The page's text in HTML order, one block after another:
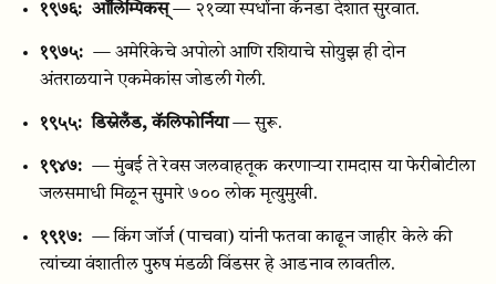
१९७६: ऑलिम्पिकस्— २१व्या स्पर्धांना कॅनडा देशात सुरवात.
१९७५: — अमेरिकेचे अपोलो आणि रशियाचे सोयुझ ही दोन
अंतराळयाने एकमेकांस जोडली गेली.
१९५५: डिस्नेलँड, कॅलिफोर्निया — सुरू.
१९४७: — मुंबई ते रेवस जलवाहतूक करणाऱ्या रामदास या फेरीबोटीला
जलसमाधी मिळून सुमारे ७०० लोक मृत्युमुखी.
१९१७: — किंग जॉर्ज (पाचवा) यांनी फतवा काढून जाहीर केले की
त्यांच्या वंशातील पुरुष मंडळी विंडसर हे आडनाव लावतील.